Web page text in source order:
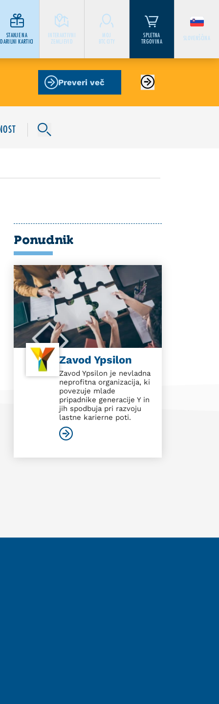
STANJE NA
DARILNI KARTICI
INTERAKTIVNI
ZEMLJEVID
MOJ
BTC CITY
SPLETNA
TRGOVINA
SLOVENŠČINA
Preveri več
Ponudnik
Zavod Ypsilon
Zavod Ypsilon je nevladna
neprofitna organizacija, ki
povezuje mlade
pripadnike generacije Y in
jih spodbuja pri razvoju
lastne karierne poti.